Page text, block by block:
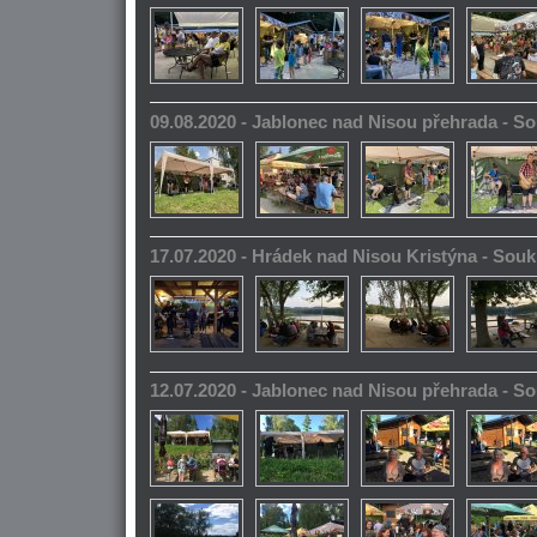
09.08.2020 - Jablonec nad Nisou přehrada -
17.07.2020 - Hrádek nad Nisou Kristýna -
12.07.2020 - Jablonec nad Nisou přehrada -